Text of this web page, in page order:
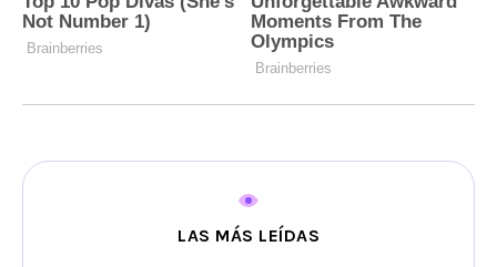
LAS MÁS LEÍDAS